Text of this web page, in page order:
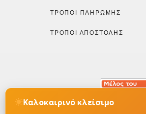
ΤΡΌΠΟΙ ΠΛΗΡΩΜΉΣ
ΤΡΌΠΟΙ ΑΠΟΣΤΟΛΉΣ
Καλοκαιρινό κλείσιμο